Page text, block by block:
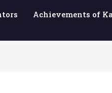
Achievements of